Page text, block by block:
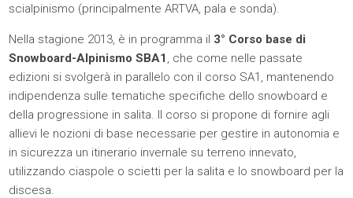
scialpinismo (principalmente ARTVA, pala e sonda).
Nella stagione 2013, è in programma il 3° Corso base di
Snowboard-Alpinismo SBA1 , che come nelle passate
edizioni si svolgerà in parallelo con il corso SA1, mantenendo
indipendenza sulle tematiche specifiche dello snowboard e
della progressione in salita. Il corso si propone di fornire agli
allievi le nozioni di base necessarie per gestire in autonomia e
in sicurezza un itinerario invernale su terreno innevato,
utilizzando ciaspole o scietti per la salita e lo snowboard per la
discesa.